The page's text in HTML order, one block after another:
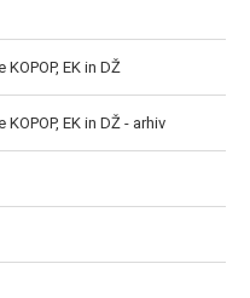
EK in DŽ
EK in DŽ - arhiv